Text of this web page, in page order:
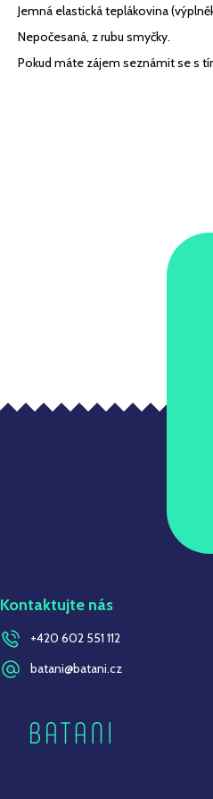
Jemná elastická teplákovina
Nepočesaná, z rubu smyčky.
Pokud máte zájem seznámit se s
Kontaktujte nás
+420 602 551 112
batani@batani.cz